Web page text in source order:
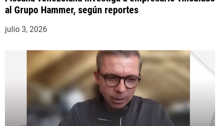
al Grupo Hammer, según reportes
julio 3, 2026